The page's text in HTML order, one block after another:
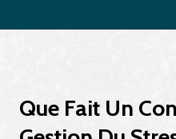
Que Fait Un